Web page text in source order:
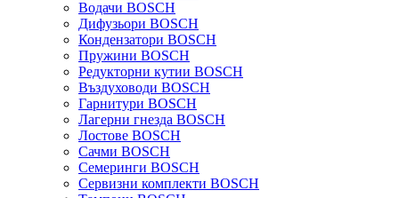
Водачи BOSCH
Дифузьори BOSCH
Кондензатори BOSCH
Пружини BOSCH
Редукторни кутии BOSCH
Въздуховоди BOSCH
Гарнитури BOSCH
Лагерни гнезда BOSCH
Лостове BOSCH
Сачми BOSCH
Семеринги BOSCH
Сервизни комплекти BOSCH